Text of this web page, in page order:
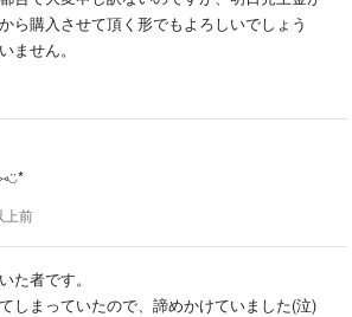
ら購入させて頂く形でもよろしいでしょう
ません。
上前
た者です。
しまっていたので、諦めかけていました(泣)